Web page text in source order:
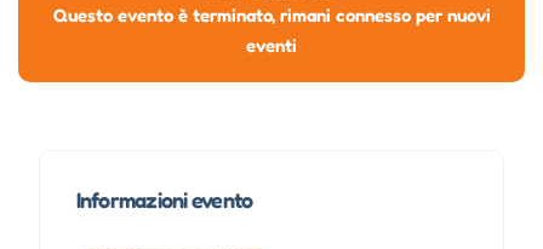
Questo evento è terminato, rimani connesso per nuovi
eventi
Informazioni evento